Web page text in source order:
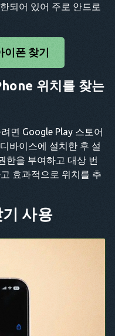
되어 있어 주로 안드로
이폰 찾기
위치를 찾는
면 Google Play 스토어
바이스에 설치한 후 설
한을 부여하고 대상 번
효과적으로 위치를 추
사용